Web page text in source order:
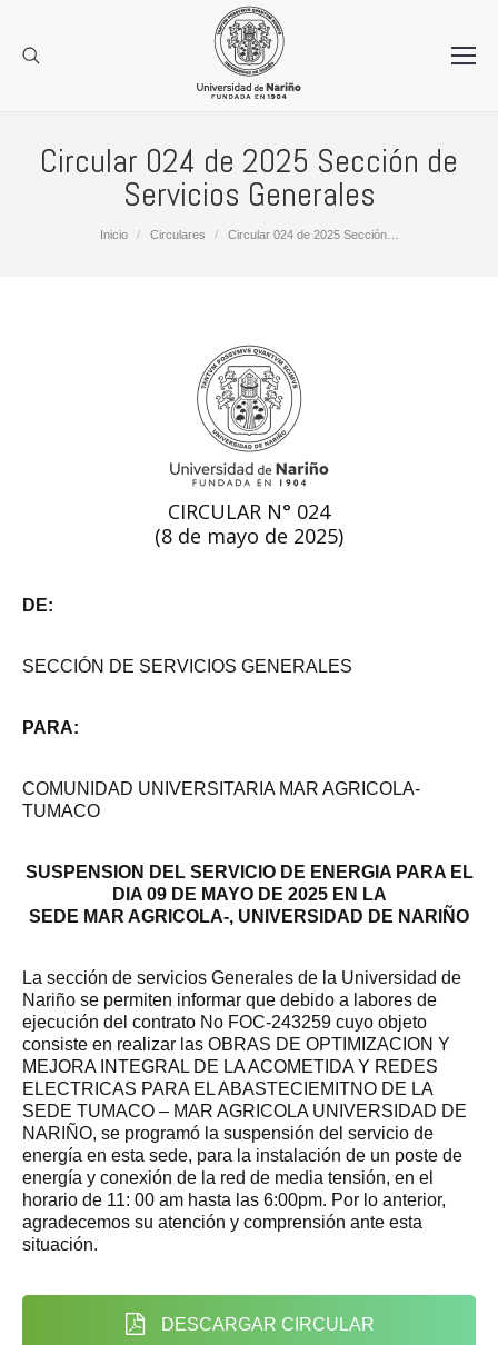
Circular 024 de 2025 Sección de
Servicios Generales
Estás aquí:Inicio Circulares Circular 024 de 2025 Sección…
CIRCULAR N° 024
(8 de mayo de 2025)
DE:
SECCIÓN DE SERVICIOS GENERALES
PARA:
COMUNIDAD UNIVERSITARIA MAR AGRICOLA-
TUMACO
SUSPENSION DEL SERVICIO DE ENERGIA PARA EL
DIA 09 DE MAYO DE 2025 EN LA
SEDE MAR AGRICOLA-, UNIVERSIDAD DE NARIÑO
La sección de servicios Generales de la Universidad de
Nariño se permiten informar que debido a labores de
ejecución del contrato No FOC-243259 cuyo objeto
consiste en realizar las OBRAS DE OPTIMIZACION Y
MEJORA INTEGRAL DE LA ACOMETIDA Y REDES
ELECTRICAS PARA EL ABASTECIEMITNO DE LA
SEDE TUMACO – MAR AGRICOLA UNIVERSIDAD DE
NARIÑO, se programó la suspensión del servicio de
energía en esta sede, para la instalación de un poste de
energía y conexión de la red de media tensión, en el
horario de 11: 00 am hasta las 6:00pm. Por lo anterior,
agradecemos su atención y comprensión ante esta
situación.
DESCARGAR CIRCULAR